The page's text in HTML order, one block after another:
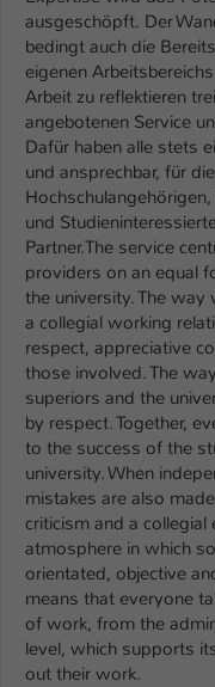
ausgeschöpft. Der
bedingt auch die
eigenen
Arbeit zu reflektieren
angebotenen Service
Dafür haben alle stets
und ansprechbar, für
und
Partner.The service
providers on an equal
the university. The
a collegial working
respect, appreciative
those involved. The
superiors and the
by respect. Together,
to the success of the
university. When
mistakes are also
criticism and a
atmosphere in which
orientated, objective
means that everyone
of work, from the
level, which supports
out their work.